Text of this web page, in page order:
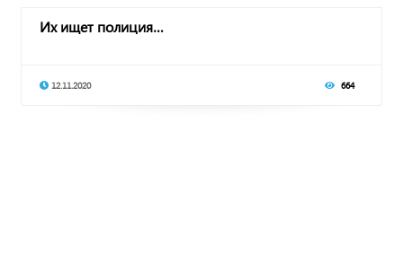
Их ищет полиция…
12.11.2020 664